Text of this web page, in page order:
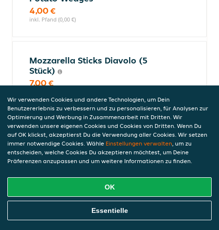
4,00 €
inkl. Pfand (0,00 €)
Mozzarella Sticks Diavolo (5
Stück)
7,00 €
(Neu) Mixed Chicken Menu
4x Buffalo Chicken Wings, 4x Chicken
Nuggets, 2x Chicken Pakora
13,90 €
inkl. Pfand (0,00 €)
Mixed Plate
Online Essen Bestellen
Wir verwenden Cookies und andere Technologien, um Dein
Benutzererlebnis zu verbessern und zu personalisieren, für Analysen zur
Optimierung und Werbung in Zusammenarbeit mit Dritten. Wir
verwenden unsere eigenen Cookies und Cookies von Dritten. Wenn Du
auf OK klickst, akzeptierst Du die Verwendung aller Cookies. Wir setzen
immer notwendige Cookies. Wähle Einstellungen verwalten, um zu
entscheiden, welche Cookies Du akzeptieren möchtest, um Deine
Präferenzen anzupassen und um weitere Informationen zu finden.
OK
Essentielle